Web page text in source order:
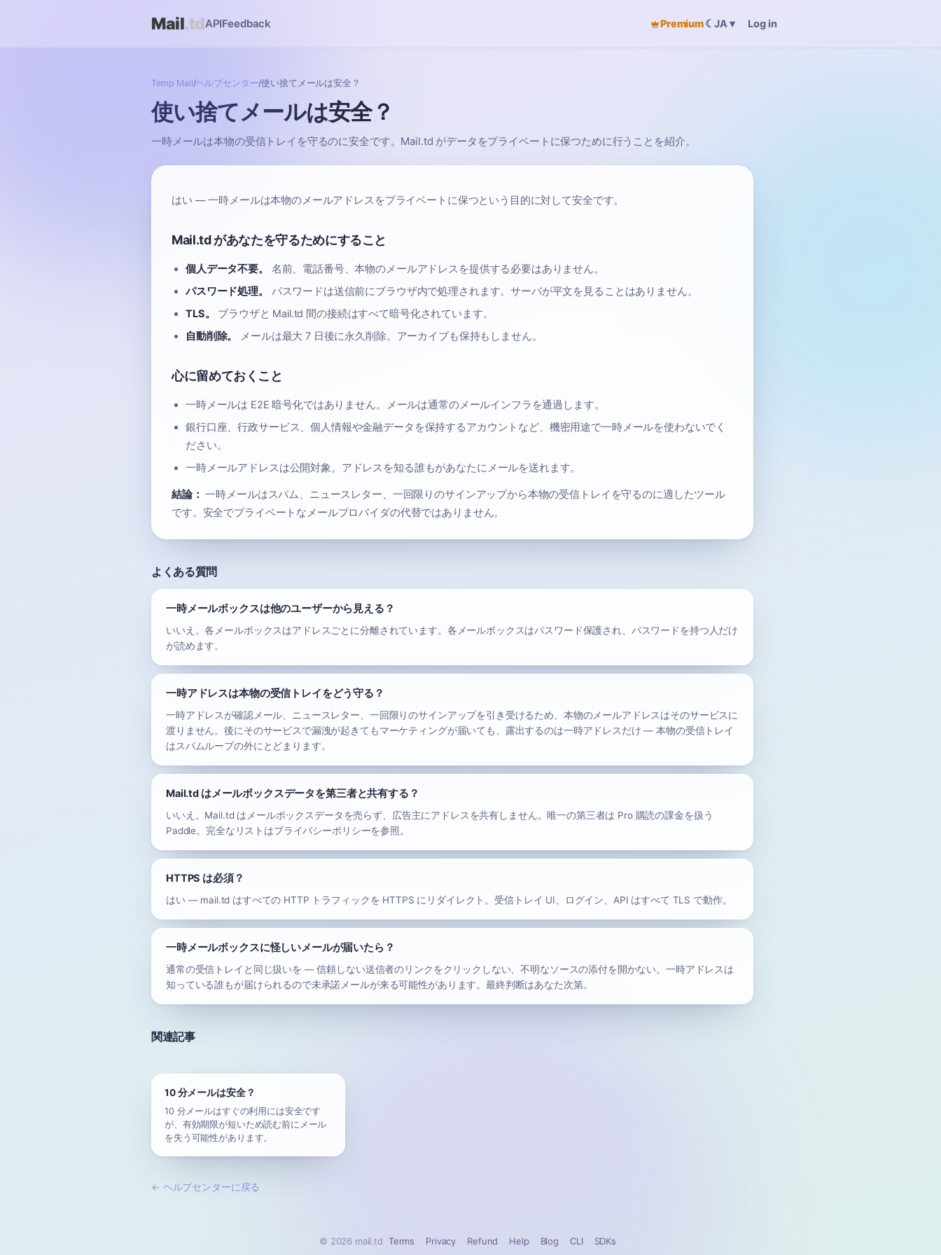
Mail.tdAPIFeedback Premium☾ JA▾ Log in
Temp Mail/ヘルプセンター/使い捨てメールは安全？
使い捨てメールは安全？
一時メールは本物の受信トレイを守るのに安全です。Mail.td がデータをプライベートに保つために行うことを紹介。
はい — 一時メールは本物のメールアドレスをプライベートに保つという目的に対して安全です。
Mail.td があなたを守るためにすること
個人データ不要。
名前、電話番号、本物のメールアドレスを提供する必要はありません。
パスワード処理。
パスワードは送信前にブラウザ内で処理されます。サーバが平文を見ることはありません。
TLS。
ブラウザと Mail.td 間の接続はすべて暗号化されています。
自動削除。
メールは最大 7 日後に永久削除。アーカイブも保持もしません。
心に留めておくこと
一時メールは E2E 暗号化ではありません。メールは通常のメールインフラを通過します。
銀行口座、行政サービス、個人情報や金融データを保持するアカウントなど、機密用途で一時メールを使わないでく
ださい。
一時メールアドレスは公開対象。アドレスを知る誰もがあなたにメールを送れます。
結論： 一時メールはスパム、ニュースレター、一回限りのサインアップから本物の受信トレイを守るのに適したツール
です。安全でプライベートなメールプロバイダの代替ではありません。
よくある質問
一時メールボックスは他のユーザーから見える？
いいえ。各メールボックスはアドレスごとに分離されています。各メールボックスはパスワード保護され、パスワードを持つ人だけ
が読めます。
一時アドレスは本物の受信トレイをどう守る？
一時アドレスが確認メール、ニュースレター、一回限りのサインアップを引き受けるため、本物のメールアドレスはそのサービスに
渡りません。後にそのサービスで漏洩が起きてもマーケティングが届いても、露出するのは一時アドレスだけ — 本物の受信トレイ
はスパムループの外にとどまります。
Mail.td はメールボックスデータを第三者と共有する？
いいえ。Mail.td はメールボックスデータを売らず、広告主にアドレスを共有しません。唯一の第三者は Pro 購読の課金を扱う
Paddle。完全なリストはプライバシーポリシーを参照。
HTTPS は必須？
はい — mail.td はすべての HTTP トラフィックを HTTPS にリダイレクト。受信トレイ UI、ログイン、API はすべて TLS で動作。
一時メールボックスに怪しいメールが届いたら？
通常の受信トレイと同じ扱いを — 信頼しない送信者のリンクをクリックしない、不明なソースの添付を開かない。一時アドレスは
知っている誰もが届けられるので未承諾メールが来る可能性があります。最終判断はあなた次第。
関連記事
10 分メールは安全？
10 分メールはすぐの利用には安全です
が、有効期限が短いため読む前にメール
を失う可能性があります。
← ヘルプセンターに戻る
© 2026 mail.td Terms Privacy Refund Help Blog CLI SDKs